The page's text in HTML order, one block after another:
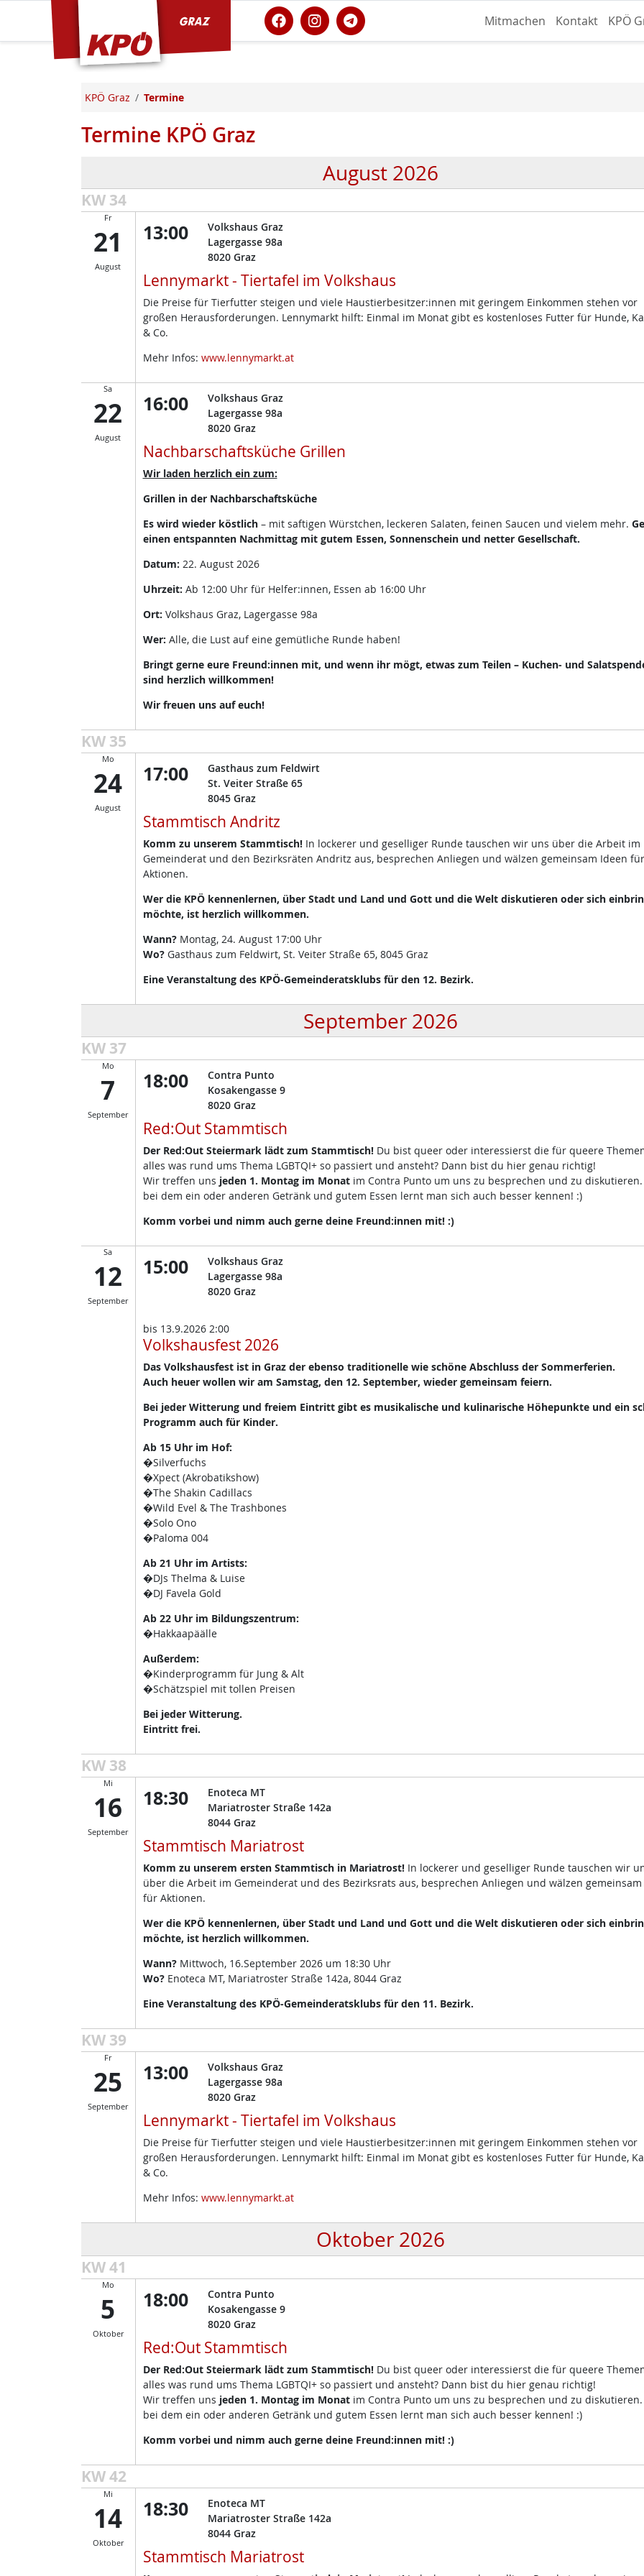
Mitmachen Kontakt KPÖ
KPÖ Graz Termine
Termine KPÖ Graz
August 2026
KW 34
Fr
21
August
13:00
Volkshaus Graz
Lagergasse 98a
8020 Graz
Lennymarkt - Tiertafel im Volkshaus
Die Preise für Tierfutter steigen und viele Haustierbesitzer:innen mit geringem Einkommen stehen vor
großen Herausforderungen. Lennymarkt hilft: Einmal im Monat gibt es kostenloses Futter für Hunde,
& Co.
Mehr Infos: www.lennymarkt.at
Sa
22
August
16:00
Volkshaus Graz
Lagergasse 98a
8020 Graz
Nachbarschaftsküche Grillen
Wir laden herzlich ein zum:
Grillen in der Nachbarschaftsküche
Es wird wieder köstlich – mit saftigen Würstchen, leckeren Salaten, feinen Saucen und vielem mehr.
einen entspannten Nachmittag mit gutem Essen, Sonnenschein und netter Gesellschaft.
Datum: 22. August 2026
Uhrzeit: Ab 12:00 Uhr für Helfer:innen, Essen ab 16:00 Uhr
Ort: Volkshaus Graz, Lagergasse 98a
Wer: Alle, die Lust auf eine gemütliche Runde haben!
Bringt gerne eure Freund:innen mit, und wenn ihr mögt, etwas zum Teilen – Kuchen- und
sind herzlich willkommen!
Wir freuen uns auf euch!
KW 35
Mo
24
August
17:00
Gasthaus zum Feldwirt
St. Veiter Straße 65
8045 Graz
Stammtisch Andritz
Komm zu unserem Stammtisch!In lockerer und geselliger Runde tauschen wir uns über die Arbeit im
Gemeinderat und den Bezirksräten Andritz aus, besprechen Anliegen und wälzen gemeinsam Ideen für
Aktionen.
Wer die KPÖ kennenlernen, über Stadt und Land und Gott und die Welt diskutieren oder sich
möchte, ist herzlich willkommen.
Wann?Montag, 24. August 17:00 Uhr
Wo?Gasthaus zum Feldwirt, St. Veiter Straße 65, 8045 Graz
Eine Veranstaltung des KPÖ-Gemeinderatsklubs für den 12. Bezirk.
September 2026
KW 37
Mo
7
September
18:00
Contra Punto
Kosakengasse 9
8020 Graz
Red:Out Stammtisch
Der Red:Out Steiermark lädt zum Stammtisch!Du bist queer oder interessierst die für queere
alles was rund ums Thema LGBTQI+ so passiert und ansteht? Dann bist du hier genau richtig!
Wir treffen uns jeden 1. Montag im Monat im Contra Punto um uns zu besprechen und zu
bei dem ein oder anderen Getränk und gutem Essen lernt man sich auch besser kennen! :)
Komm vorbei und nimm auch gerne deine Freund:innen mit! :)
Sa
12
September
15:00
Volkshaus Graz
Lagergasse 98a
8020 Graz
bis 13.9.2026 2:00
Volkshausfest 2026
Das Volkshausfest ist in Graz der ebenso traditionelle wie schöne Abschluss der Sommerferien.
Auch heuer wollen wir am Samstag, den 12. September, wieder gemeinsam feiern.
Bei jeder Witterung und freiem Eintritt gibt es musikalische und kulinarische Höhepunkte und ein
Programm auch für Kinder.
Ab 15 Uhr im Hof:
�Silverfuchs
�Xpect (Akrobatikshow)
�The Shakin Cadillacs
�Wild Evel & The Trashbones
�Solo Ono
�Paloma 004
Ab 21 Uhr im Artists:
�DJs Thelma & Luise
�DJ Favela Gold
Ab 22 Uhr im Bildungszentrum:
�Hakkaapäälle
Außerdem:
�Kinderprogramm für Jung & Alt
�Schätzspiel mit tollen Preisen
Bei jeder Witterung.
Eintritt frei.
KW 38
Mi
16
September
18:30
Enoteca MT
Mariatroster Straße 142a
8044 Graz
Stammtisch Mariatrost
Komm zu unserem ersten Stammtisch in Mariatrost!In lockerer und geselliger Runde tauschen wir
über die Arbeit im Gemeinderat und des Bezirksrats aus, besprechen Anliegen und wälzen gemeinsam
für Aktionen.
Wer die KPÖ kennenlernen, über Stadt und Land und Gott und die Welt diskutieren oder sich
möchte, ist herzlich willkommen.
Wann?Mittwoch, 16.September 2026 um 18:30 Uhr
Wo?Enoteca MT, Mariatroster Straße 142a, 8044 Graz
Eine Veranstaltung des KPÖ-Gemeinderatsklubs für den 11. Bezirk.
KW 39
Fr
25
September
13:00
Volkshaus Graz
Lagergasse 98a
8020 Graz
Lennymarkt - Tiertafel im Volkshaus
Die Preise für Tierfutter steigen und viele Haustierbesitzer:innen mit geringem Einkommen stehen vor
großen Herausforderungen. Lennymarkt hilft: Einmal im Monat gibt es kostenloses Futter für Hunde,
& Co.
Mehr Infos: www.lennymarkt.at
Oktober 2026
KW 41
Mo
5
Oktober
18:00
Contra Punto
Kosakengasse 9
8020 Graz
Red:Out Stammtisch
Der Red:Out Steiermark lädt zum Stammtisch! Du bist queer oder interessierst die für queere
alles was rund ums Thema LGBTQI+ so passiert und ansteht? Dann bist du hier genau richtig!
Wir treffen uns jeden 1. Montag im Monatim Contra Punto um uns zu besprechen und zu
bei dem ein oder anderen Getränk und gutem Essen lernt man sich auch besser kennen! :)
Komm vorbei und nimm auch gerne deine Freund:innen mit! :)
KW 42
Mi
14
Oktober
18:30
Enoteca MT
Mariatroster Straße 142a
8044 Graz
Stammtisch Mariatrost